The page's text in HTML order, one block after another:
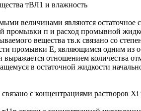
тВЛ1 и влажность
величинами являются остаточное
промывки п и расход промывной
вещества тв.к связано со
промывки Е, являющимся одним из
отношением количества
в остаточной жидкости
с концентрациями растворов